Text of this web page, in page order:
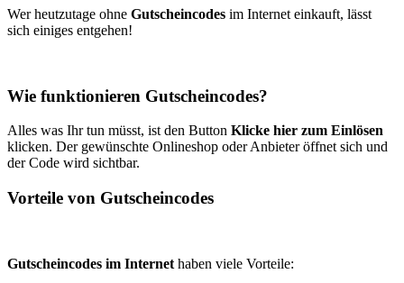
Wer heutzutage ohne Gutscheincodes im Internet einkauft, lässt
sich einiges entgehen!
Wie funktionieren Gutscheincodes?
Alles was Ihr tun müsst, ist den Button Klicke hier zum Einlösen
klicken. Der gewünschte Onlineshop oder Anbieter öffnet sich und
der Code wird sichtbar.
Vorteile von Gutscheincodes
Gutscheincodes im Internet haben viele Vorteile: